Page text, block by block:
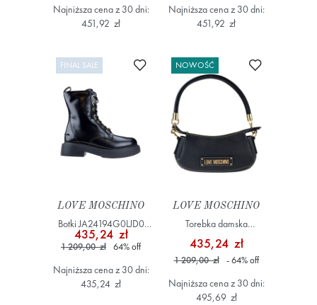
Najniższa cena z 30 dni:
451,92 zł
Najniższa cena z 30 dni:
451,92 zł
FINAL SALE Dodaj do ulubionych
LOVE MOSCHINO
Botki JA24194G0LJD0
Czarny
435,24 zł
1 209,00 zł 64%off
Najniższa cena z 30 dni:
435,24 zł
NOWOŚĆ Dodaj do
LOVE MOSCHINO
Torebka damska
JC4288PP0OK14 Czarny
435,24 zł
1 209,00 zł - 64%off
Najniższa cena z 30 dni:
495,69 zł